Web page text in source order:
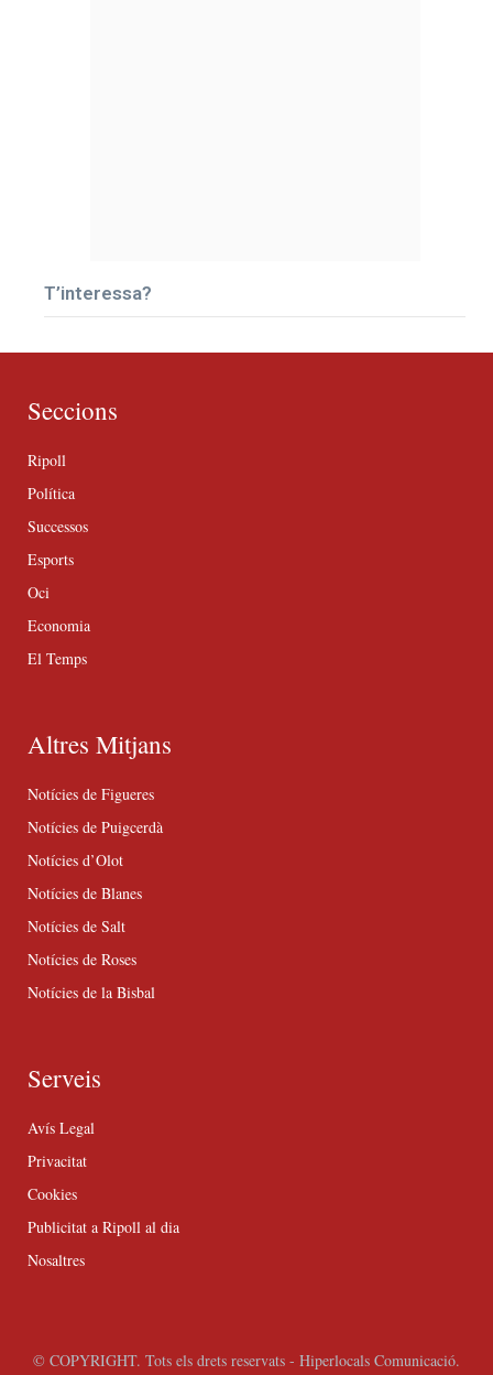
T’interessa?
Seccions
Ripoll
Política
Successos
Esports
Oci
Economia
El Temps
Altres Mitjans
Notícies de Figueres
Notícies de Puigcerdà
Notícies d’Olot
Notícies de Blanes
Notícies de Salt
Notícies de Roses
Notícies de la Bisbal
Serveis
Avís Legal
Privacitat
Cookies
Publicitat a Ripoll al dia
Nosaltres
© COPYRIGHT. Tots els drets reservats - Hiperlocals Comunicació.